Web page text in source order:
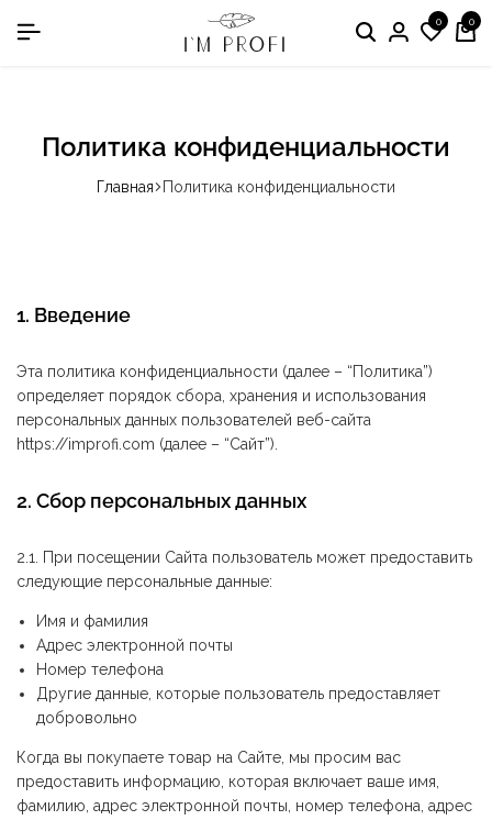
в номинации «Производитель медодежды» 0 0
Политика конфиденциальности
Главная Политика конфиденциальности
1. Введение
Эта политика конфиденциальности (далее – “Политика”)
определяет порядок сбора, хранения и использования
персональных данных пользователей веб-сайта
https://improfi.com (далее – “Сайт”).
2. Сбор персональных данных
2.1. При посещении Сайта пользователь может предоставить
следующие персональные данные:
Имя и фамилия
Адрес электронной почты
Номер телефона
Другие данные, которые пользователь предоставляет
добровольно
Когда вы покупаете товар на Сайте, мы просим вас
предоставить информацию, которая включает ваше имя,
фамилию, адрес электронной почты, номер телефона, адрес